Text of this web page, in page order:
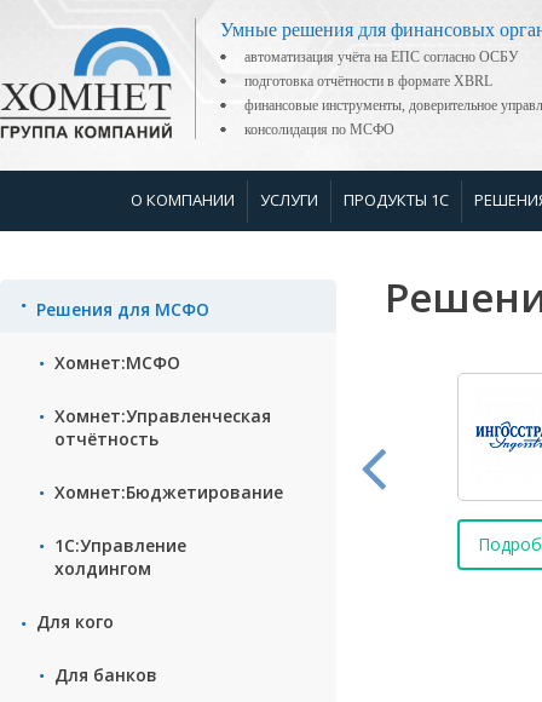
Умные решения для финансовых
автоматизация учёта на ЕПС согласно ОСБУ
подготовка отчётности в формате XBRL
финансовые инструменты, доверительное
консолидация по МСФО
О КОМПАНИИ УСЛУГИ ПРОДУКТЫ 1С
Решения для МСФО
Хомнет:МСФО
Хомнет:Управленческая
отчётность
Хомнет:Бюджетирование
1С:Управление
холдингом
Для кого
Для банков